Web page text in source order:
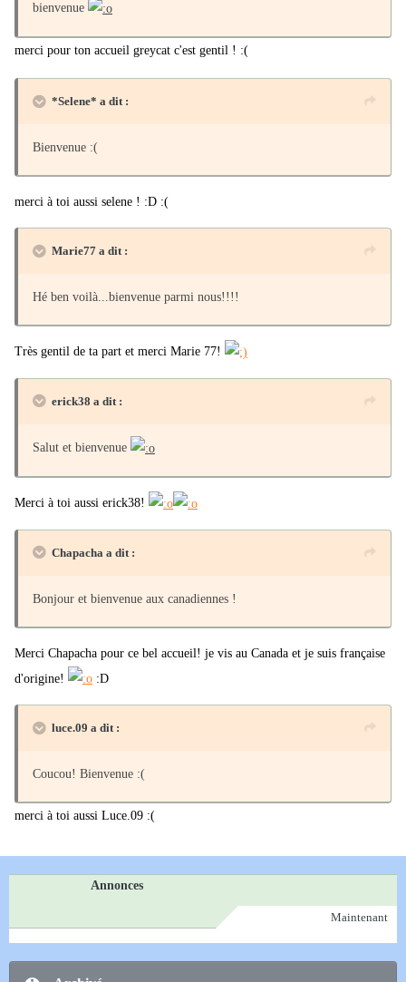
bienvenue
merci pour ton accueil greycat c'est gentil ! :(
*Selene* a dit :
Bienvenue :(
merci à toi aussi selene ! :D :(
Marie77 a dit :
Hé ben voilà...bienvenue parmi nous!!!!
Très gentil de ta part et merci Marie 77!
erick38 a dit :
Salut et bienvenue
Merci à toi aussi erick38!
Chapacha a dit :
Bonjour et bienvenue aux canadiennes !
Merci Chapacha pour ce bel accueil! je vis au Canada et je suis française
d'origine!
:D
luce.09 a dit :
Coucou! Bienvenue :(
merci à toi aussi Luce.09 :(
Annonces
Maintenant